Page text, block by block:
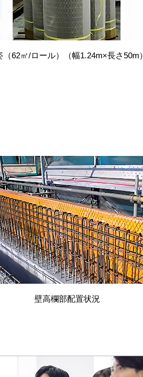
（62㎡/ロール）（幅1.24m×長さ50m）
壁高欄部配置状況